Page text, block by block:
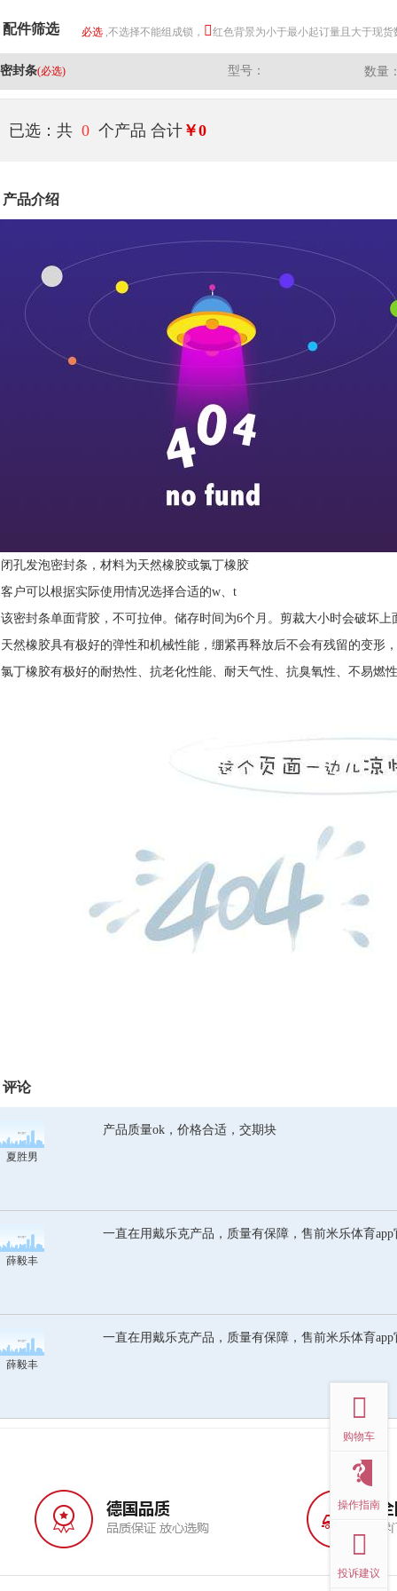
配件筛选 必选 ,不选择不能组成锁， 红色背景为小于最小起订量且大于现
密封条(必选) 型号： 数量
已选：共 0 个产品 合计 ￥0
产品介绍
孔发泡密封条，材料为天然橡胶或氯丁橡胶
户可以根据实际使用情况选择合适的w、t
密封条单面背胶，不可拉伸。储存时间为6个月。剪裁大小时会破坏
然橡胶具有极好的弹性和机械性能，绷紧再释放后不会有残留的变形
丁橡胶有极好的耐热性、抗老化性能、耐天气性、抗臭氧性、不易燃
评论
夏胜男
产品质量ok，价格合适，交期块
薛毅丰
一直在用戴乐克产品，质量有保障，售前米乐体育
薛毅丰
一直在用戴乐克产品，质量有保障，售前米乐体育
购物车
操作指南
投诉建议